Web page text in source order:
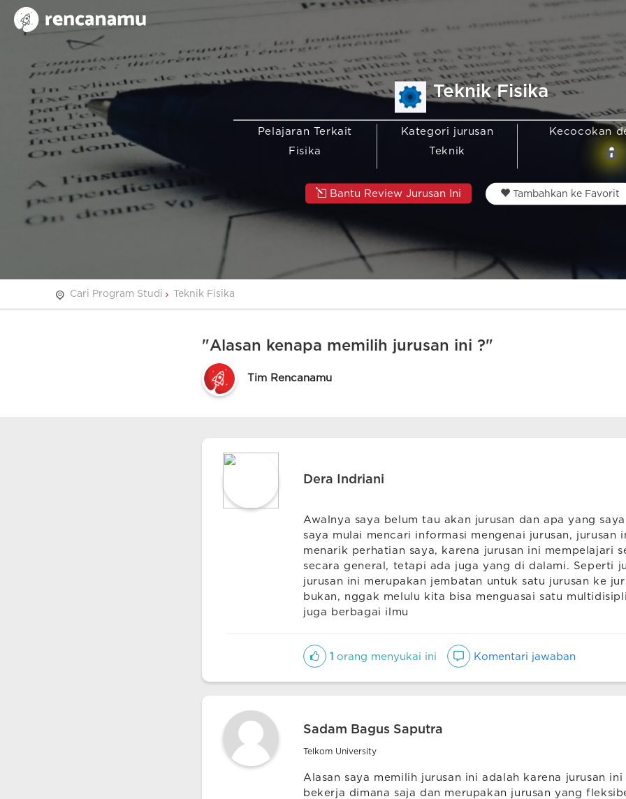
Teknik Fisika
Pelajaran Terkait
Fisika
Kategori jurusan
Teknik
Kecocokan
Bantu Review Jurusan Ini Tambahkan ke Favorit
Cari Program Studi Teknik Fisika
"Alasan kenapa memilih jurusan ini ?"
Tim Rencanamu
Dera Indriani
Awalnya saya belum tau akan jurusan dan apa yang
saya mulai mencari informasi mengenai jurusan, jurusan
menarik perhatian saya, karena jurusan ini mempelajari
secara general, tetapi ada juga yang di dalami. Seperti
jurusan ini merupakan jembatan untuk satu jurusan ke
bukan, nggak melulu kita bisa menguasai satu
juga berbagai ilmu
1 orang menyukai ini Komentari jawaban
Sadam Bagus Saputra
Telkom University
Alasan saya memilih jurusan ini adalah karena jurusan ini
bekerja dimana saja dan merupakan jurusan yang